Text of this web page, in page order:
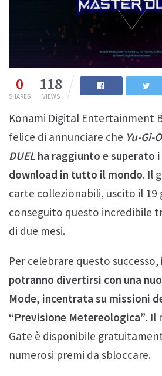
0
SHARES
118
VIEWS
Konami Digital Entertainment
felice di annunciare che Yu-Gi-
DUEL ha raggiunto e superato
download in tutto il mondo. Il
carte collezionabili, uscito il 19
conseguito questo incredibile
di due mesi.
Per celebrare questo successo,
potranno divertirsi con una
Mode, incentrata su missioni
“Previsione Metereologica”. Il
Gate è disponibile
numerosi premi da sbloccare.